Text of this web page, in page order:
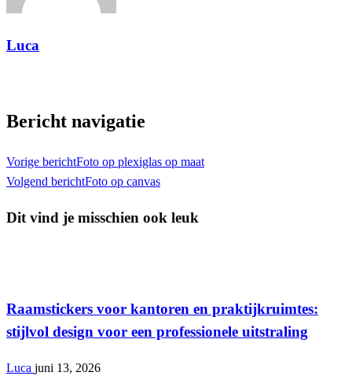
Luca
Bericht navigatie
Vorige berichtFoto op plexiglas op maat
Volgend berichtFoto op canvas
Dit vind je misschien ook leuk
Raamstickers voor kantoren en praktijkruimtes:
stijlvol design voor een professionele uitstraling
Luca juni 13, 2026